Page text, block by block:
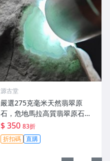
源古堂
嚴選275克毫米天然翡翠原
石，危地馬拉高質翡翠原石推
薦，適合收藏與鑑賞 翡翠 原石
$ 350 83折
折扣碼 直購